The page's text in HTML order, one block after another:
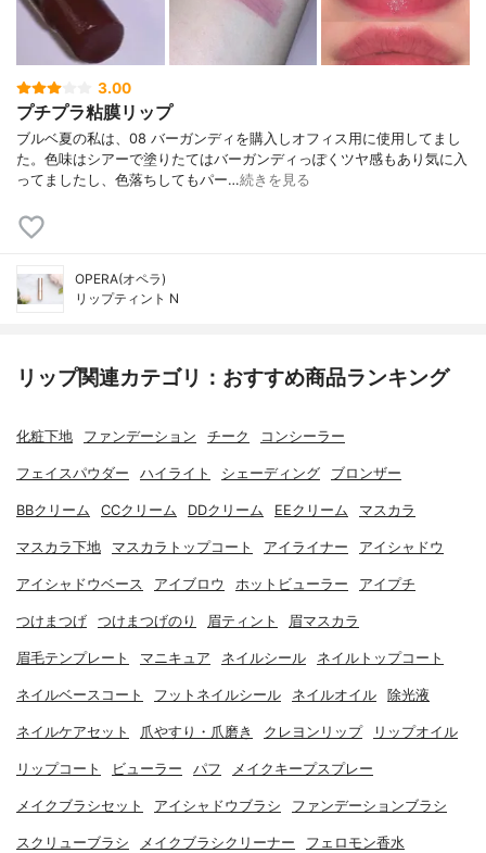
3.00
プチプラ粘膜リップ
ブルベ夏の私は、08 バーガンディを購入しオフィス用に使用してまし
た。色味はシアーで塗りたてはバーガンディっぽくツヤ感もあり気に入
ってましたし、色落ちしてもパー…続きを見る
OPERA(オペラ)
リップティント N
リップ関連カテゴリ：おすすめ商品ランキング
化粧下地 ファンデーション チーク コンシーラー
フェイスパウダー ハイライト シェーディング ブロンザー
BBクリーム CCクリーム DDクリーム EEクリーム マスカラ
マスカラ下地 マスカラトップコート アイライナー アイシャドウ
アイシャドウベース アイブロウ ホットビューラー アイプチ
つけまつげ つけまつげのり 眉ティント 眉マスカラ
眉毛テンプレート マニキュア ネイルシール ネイルトップコート
ネイルベースコート フットネイルシール ネイルオイル 除光液
ネイルケアセット 爪やすり・爪磨き クレヨンリップ リップオイル
リップコート ビューラー パフ メイクキープスプレー
メイクブラシセット アイシャドウブラシ ファンデーションブラシ
スクリューブラシ メイクブラシクリーナー フェロモン香水